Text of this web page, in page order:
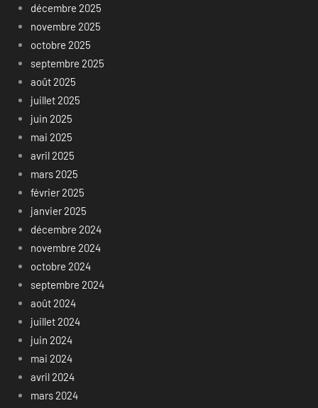
décembre 2025
novembre 2025
octobre 2025
septembre 2025
août 2025
juillet 2025
juin 2025
mai 2025
avril 2025
mars 2025
février 2025
janvier 2025
décembre 2024
novembre 2024
octobre 2024
septembre 2024
août 2024
juillet 2024
juin 2024
mai 2024
avril 2024
mars 2024